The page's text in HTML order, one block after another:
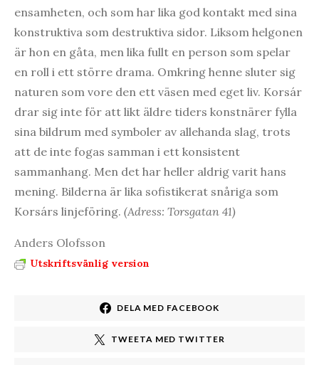
ensamheten, och som har lika god kontakt med sina
konstruktiva som destruktiva sidor. Liksom helgonen
är hon en gåta, men lika fullt en person som spelar
en roll i ett större drama. Omkring henne sluter sig
naturen som vore den ett väsen med eget liv. Korsár
drar sig inte för att likt äldre tiders konstnärer fylla
sina bildrum med symboler av allehanda slag, trots
att de inte fogas samman i ett konsistent
sammanhang. Men det har heller aldrig varit hans
mening. Bilderna är lika sofistikerat snåriga som
Korsárs linjeföring. (Adress: Torsgatan 41)
Anders Olofsson
Utskriftsvänlig version
DELA MED FACEBOOK
TWEETA MED TWITTER